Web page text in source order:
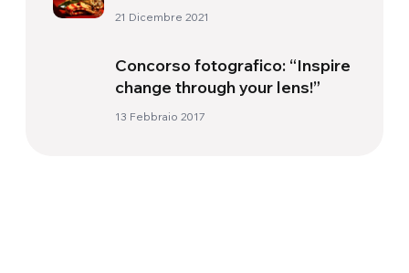
21 Dicembre 2021
Concorso fotografico: “Inspire
change through your lens!”
13 Febbraio 2017